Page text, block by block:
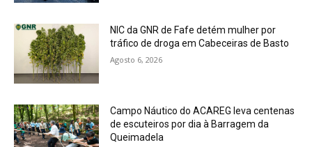
NIC da GNR de Fafe detém mulher por
tráfico de droga em Cabeceiras de Basto
Agosto 6, 2026
Campo Náutico do ACAREG leva centenas
de escuteiros por dia à Barragem da
Queimadela